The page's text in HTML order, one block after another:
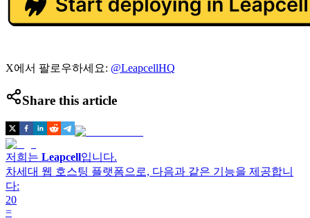
X에서 팔로우하세요: @LeapcellHQ
Share this article
저희는 Leapcell입니다.
차세대 웹 호스팅 플랫폼으로, 다음과 같은 기능을 제공합니
다:
20
=